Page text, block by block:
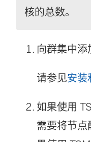
核的总数。
向群集中添
请参见安装
如果使用
需要将节点